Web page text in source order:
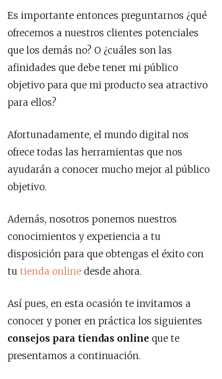
Es importante entonces preguntarnos ¿qué
ofrecemos a nuestros clientes potenciales
que los demás no? O ¿cuáles son las
afinidades que debe tener mi público
objetivo para que mi producto sea atractivo
para ellos?
Afortunadamente, el mundo digital nos
ofrece todas las herramientas que nos
ayudarán a conocer mucho mejor al público
objetivo.
Además, nosotros ponemos nuestros
conocimientos y experiencia a tu
disposición para que obtengas el éxito con
tu tienda online desde ahora.
Así pues, en esta ocasión te invitamos a
conocer y poner en práctica los siguientes
consejos para tiendas online que te
presentamos a continuación.